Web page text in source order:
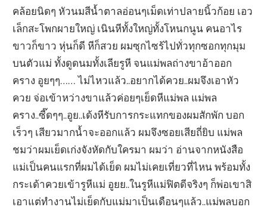
คล้อยนิดๆ หัวนมสีน้ำตาลอ่อนๆเม็ดเท่าปลายนิ้วก้อย เอว
เล็กสะโพกผายใหญ่ เนินหีทั้งใหญ่ทั้งโหนกนูน คนอาไร
ขาวก็ขาว หุ่นก็ดี หีก็สวย ผมซุกไซร้ไปทั่วทุกซอกทุกมุม
บนตัวแม่ ทั้งดูดนมทั้งเลียรูหี จนแม่พลถ่างขาอ้าออก
คราง อูยๆๆ…… ไม่ไหวแล้ว..อยากได้ควย..ผมจึงเอาหัว
ควย จ่อเข้าหว่างขาแล้วค่อยๆเย็ดหีแม่พล แม่พล
คราง..ซี๊ดๆๆ..อูย..เด้งหีรับการกระแทกของผมสักพัก บอก
เร็วๆ เสียวมากน้ำจะออกแล้ว ผมจึงซอยเสียถี่ยิบ แม่พล
ชมว่าผมเย็ดเก่งจังหัดกับใครมา ผมว่า อ่านจากหนังสือ
แม่เป็นคนแรกที่ผมได้เย็ด ผมไม่เคยเที่ยวที่ไหน พร้อมทั้ง
กระเด้าควยเข้ารูหีแม่ อูยย..ในรูหีแม่ฟิตดีจริงๆ ก็พ่อเขาสิ
เอาแต่ทำงานไม่เย็ดกับแม่มาเป็นเดือนๆแล้ว..แม่พลบอก